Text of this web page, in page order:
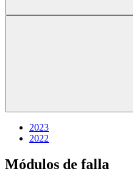
2023
2022
Módulos de falla